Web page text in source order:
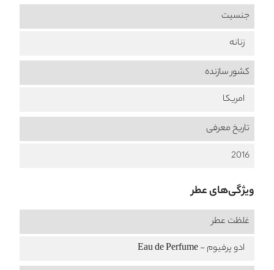
جنسیت
زنانه
کشور سازنده
امریکا
تاریخ معرفی
2016
ویژگی‌های عطر
غلظت عطر
ادو پرفیوم - Eau de Perfume